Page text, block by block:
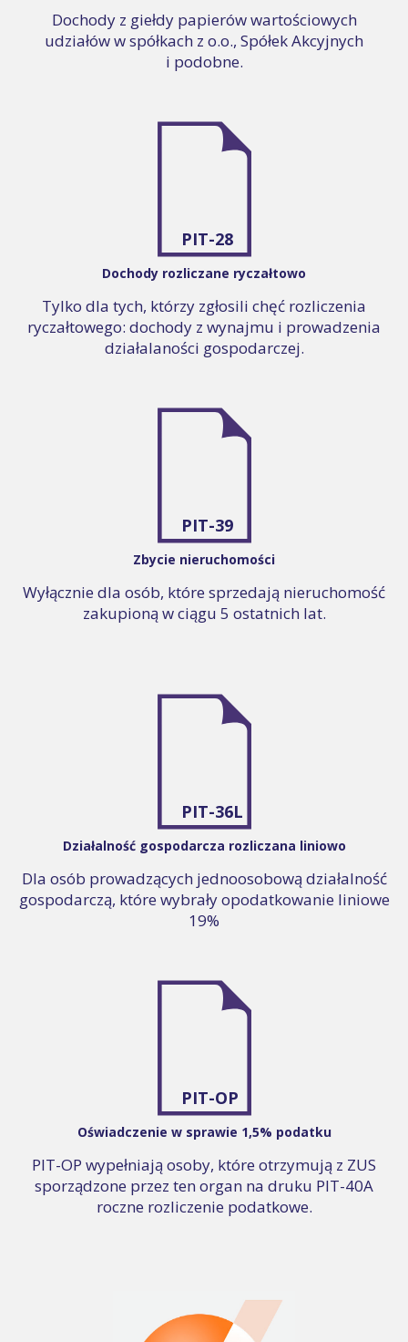
Dochody z giełdy papierów wartościowych
udziałów w spółkach z o.o., Spółek Akcyjnych
i podobne.
PIT-28
Dochody rozliczane ryczałtowo
Tylko dla tych, którzy zgłosili chęć rozliczenia
ryczałtowego: dochody z wynajmu i prowadzenia
działalaności gospodarczej.
PIT-39
Zbycie nieruchomości
Wyłącznie dla osób, które sprzedają nieruchomość
zakupioną w ciągu 5 ostatnich lat.
PIT-36L
Działalność gospodarcza rozliczana liniowo
Dla osób prowadzących jednoosobową działalność
gospodarczą, które wybrały opodatkowanie liniowe
19%
PIT-OP
Oświadczenie w sprawie 1,5% podatku
PIT-OP wypełniają osoby, które otrzymują z ZUS
sporządzone przez ten organ na druku PIT-40A
roczne rozliczenie podatkowe.